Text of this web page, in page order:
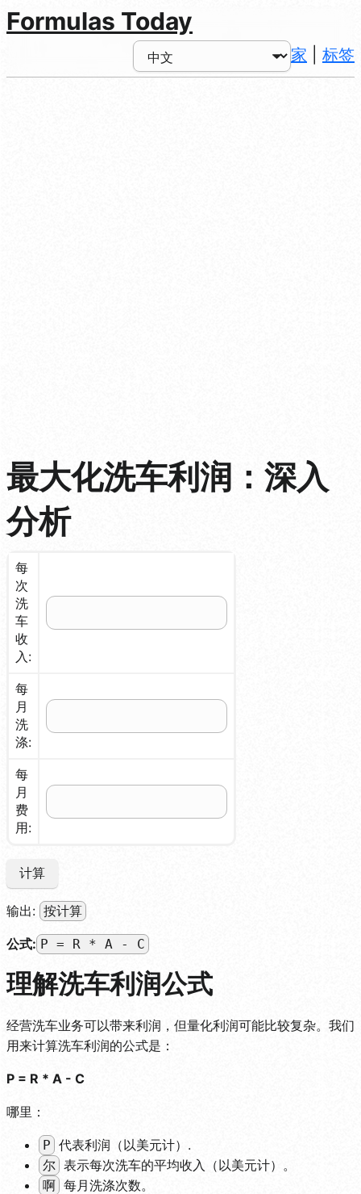
Formulas Today
家 标签
最大化洗车利润：深入
分析
每
次
洗
车
收
入:
每
月
洗
涤:
每
月
费
用:
计算
输出: 按计算
公式: P = R * A - C
理解洗车利润公式
经营洗车业务可以带来利润，但量化利润可能比较复杂。我们
用来计算洗车利润的公式是：
P = R * A - C
哪里：
P 代表利润（以美元计）.
尔 表示每次洗车的平均收入（以美元计）。
啊 每月洗涤次数。